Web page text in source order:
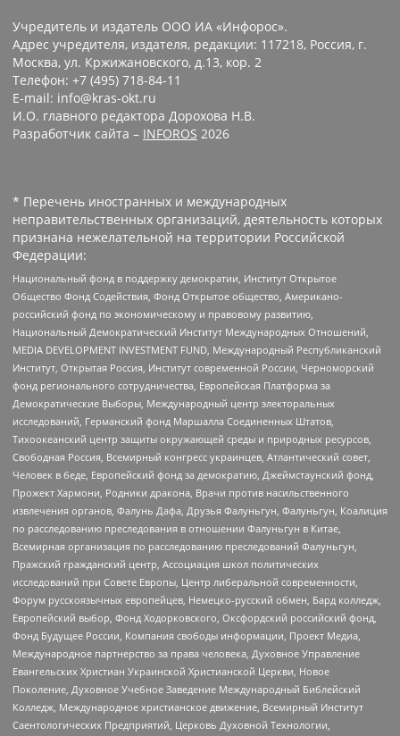
Учредитель и издатель ООО ИА «Инфорос».
Адрес учредителя, издателя, редакции: 117218, Россия, г.
Москва, ул. Кржижановского, д.13, кор. 2
Телефон: +7 (495) 718-84-11
E-mail: info@kras-okt.ru
И.О. главного редактора Дорохова Н.В.
Разработчик сайта – INFOROS 2026
* Перечень иностранных и международных
неправительственных организаций, деятельность которых
признана нежелательной на территории Российской
Федерации:
Национальный фонд в поддержку демократии, Институт Открытое
Общество Фонд Содействия, Фонд Открытое общество, Американо-
российский фонд по экономическому и правовому развитию,
Национальный Демократический Институт Международных Отношений,
MEDIA DEVELOPMENT INVESTMENT FUND, Международный Республиканский
Институт, Открытая Россия, Институт современной России, Черноморский
фонд регионального сотрудничества, Европейская Платформа за
Демократические Выборы, Международный центр электоральных
исследований, Германский фонд Маршалла Соединенных Штатов,
Тихоокеанский центр защиты окружающей среды и природных ресурсов,
Свободная Россия, Всемирный конгресс украинцев, Атлантический совет,
Человек в беде, Европейский фонд за демократию, Джеймстаунский фонд,
Прожект Хармони, Родники дракона, Врачи против насильственного
извлечения органов, Фалунь Дафа, Друзья Фалуньгун, Фалуньгун, Коалиция
по расследованию преследования в отношении Фалуньгун в Китае,
Всемирная организация по расследованию преследований Фалуньгун,
Пражский гражданский центр, Ассоциация школ политических
исследований при Совете Европы, Центр либеральной современности,
Форум русскоязычных европейцев, Немецко-русский обмен, Бард колледж,
Европейский выбор, Фонд Ходорковского, Оксфордский российский фонд,
Фонд Будущее России, Компания свободы информации, Проект Медиа,
Международное партнерство за права человека, Духовное Управление
Евангельских Христиан Украинской Христианской Церкви, Новое
Поколение, Духовное Учебное Заведение Международный Библейский
Колледж, Международное христианское движение, Всемирный Институт
Саентологических Предприятий, Церковь Духовной Технологии,